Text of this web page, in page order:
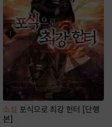
소설 포식으로 최강 헌터 [단행
본]